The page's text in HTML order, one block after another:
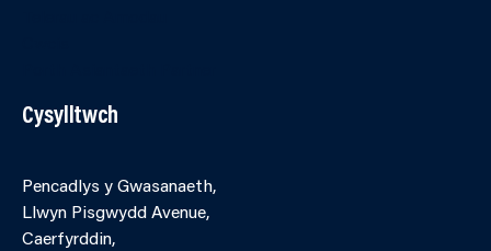
Cysylltwch
Pencadlys y Gwasanaeth,
Llwyn Pisgwydd Avenue,
Caerfyrddin,